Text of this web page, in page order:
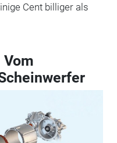
Cent billiger als